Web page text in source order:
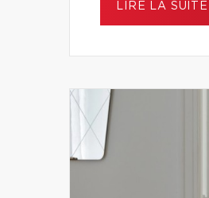
LIRE LA SUITE